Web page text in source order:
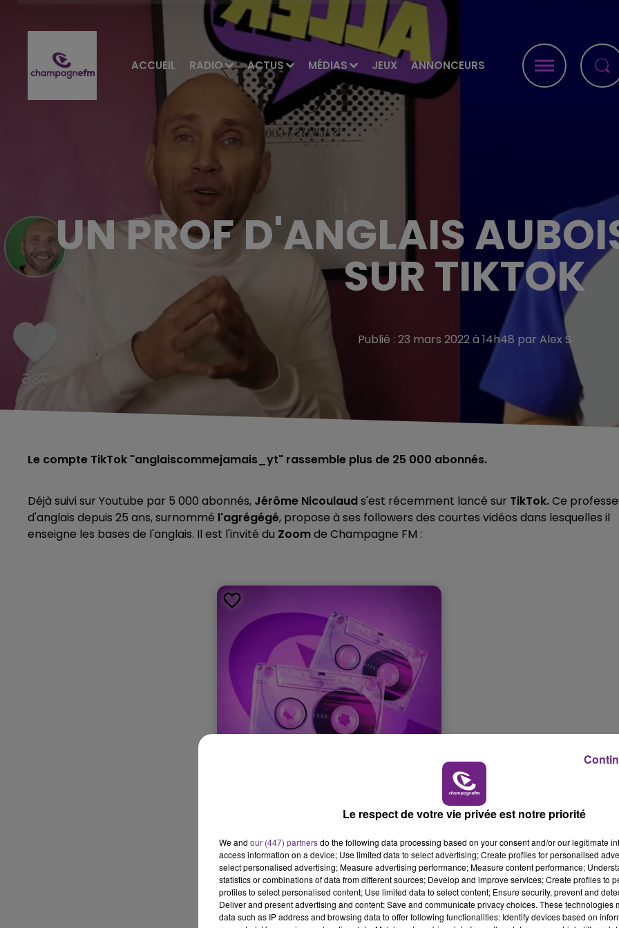
ACCUEIL RADIO ACTUS MÉDIAS JEUX ANNONCEURS
LE TICKET DE CAISSE
UN PROF D'ANGLAIS
SUR TIKTOK
Publié : 23 mars 2022 à 14h48 par Alex S
Le compte TikTok "anglaiscommejamais_yt" rassemble plus de 25 000 abonnés.
Déjà suivi sur Youtube par 5 000 abonnés, Jérôme Nicoulauds'est récemment lancé sur TikTok.Ce
d'anglais depuis 25 ans, surnommé l'agrégégé, propose à ses followers des courtes vidéos dans lesquelles il
enseigne les bases de l'anglais. Il est l'invité du Zoomde Champagne FM :
14h00 - 15h00
La Radio Pop
Le respect de votre vie privée est notre priorité
We and our (447) partnersdo the following data processing based on your consent and/or our legitimate
access information on a device; Use limited data to select advertising; Create profiles for personalised
select personalised advertising; Measure advertising performance; Measure content performance;
statistics or combinations of data from different sources; Develop and improve services; Create profiles to
profiles to select personalised content; Use limited data to select content; Ensure security, prevent and
Deliver and present advertising and content; Save and communicate privacy choices. These technologies
data such as IP address and browsing data to offer following functionalities: Identify devices based on